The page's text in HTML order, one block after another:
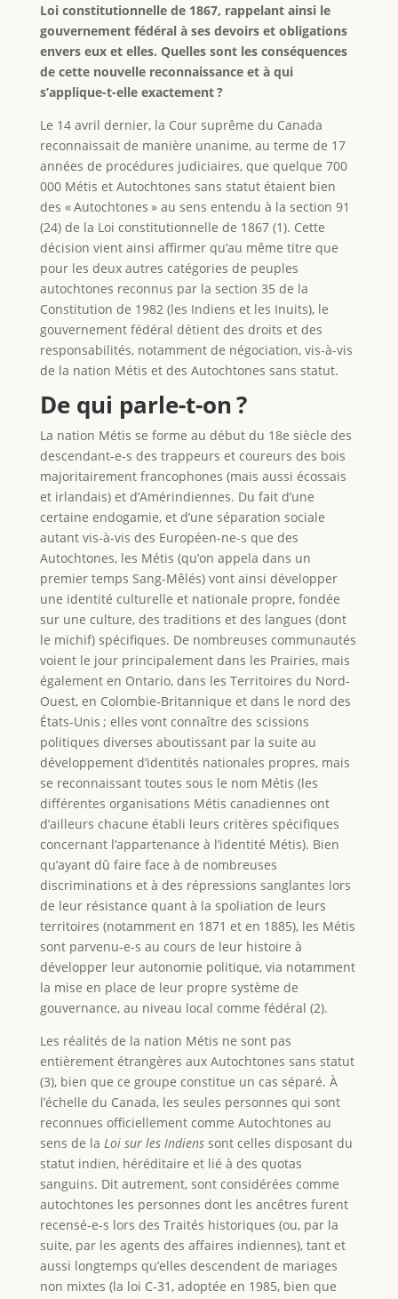
Loi constitutionnelle de 1867, rappelant ainsi le
gouvernement fédéral à ses devoirs et obligations
envers eux et elles. Quelles sont les conséquences
de cette nouvelle reconnaissance et à qui
s’applique-t-elle exactement ?
Le 14 avril dernier, la Cour suprême du Canada
reconnaissait de manière unanime, au terme de 17
années de procédures judiciaires, que quelque 700
000 Métis et Autochtones sans statut étaient bien
des « Autochtones » au sens entendu à la section 91
(24) de la Loi constitutionnelle de 1867 (1). Cette
décision vient ainsi affirmer qu’au même titre que
pour les deux autres catégories de peuples
autochtones reconnus par la section 35 de la
Constitution de 1982 (les Indiens et les Inuits), le
gouvernement fédéral détient des droits et des
responsabilités, notamment de négociation, vis-à-vis
de la nation Métis et des Autochtones sans statut.
De qui parle-t-on ?
La nation Métis se forme au début du 18e siècle des
descendant-e-s des trappeurs et coureurs des bois
majoritairement francophones (mais aussi écossais
et irlandais) et d’Amérindiennes. Du fait d’une
certaine endogamie, et d’une séparation sociale
autant vis-à-vis des Européen-ne-s que des
Autochtones, les Métis (qu’on appela dans un
premier temps Sang-Mêlés) vont ainsi développer
une identité culturelle et nationale propre, fondée
sur une culture, des traditions et des langues (dont
le michif) spécifiques. De nombreuses communautés
voient le jour principalement dans les Prairies, mais
également en Ontario, dans les Territoires du Nord-
Ouest, en Colombie-Britannique et dans le nord des
États-Unis ; elles vont connaître des scissions
politiques diverses aboutissant par la suite au
développement d’identités nationales propres, mais
se reconnaissant toutes sous le nom Métis (les
différentes organisations Métis canadiennes ont
d’ailleurs chacune établi leurs critères spécifiques
concernant l’appartenance à l’identité Métis). Bien
qu’ayant dû faire face à de nombreuses
discriminations et à des répressions sanglantes lors
de leur résistance quant à la spoliation de leurs
territoires (notamment en 1871 et en 1885), les Métis
sont parvenu-e-s au cours de leur histoire à
développer leur autonomie politique, via notamment
la mise en place de leur propre système de
gouvernance, au niveau local comme fédéral (2).
Les réalités de la nation Métis ne sont pas
entièrement étrangères aux Autochtones sans statut
(3), bien que ce groupe constitue un cas séparé. À
l’échelle du Canada, les seules personnes qui sont
reconnues officiellement comme Autochtones au
sens de la Loi sur les Indienssont celles disposant du
statut indien, héréditaire et lié à des quotas
sanguins. Dit autrement, sont considérées comme
autochtones les personnes dont les ancêtres furent
recensé-e-s lors des Traités historiques (ou, par la
suite, par les agents des affaires indiennes), tant et
aussi longtemps qu’elles descendent de mariages
non mixtes (la loi C-31, adoptée en 1985, bien que